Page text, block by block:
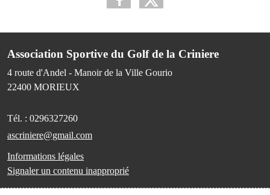
Association Sportive du Golf de la Criniere
4 route d'Andel - Manoir de la Ville Gourio
22400 MORIEUX
Tél. : 0296327260
ascriniere@gmail.com
Informations légales
Signaler un contenu inapproprié